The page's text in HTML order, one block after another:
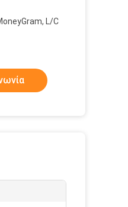
L/C